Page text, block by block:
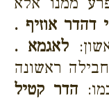
דהדר אוזיף .
לאגמא .
ראשונה
הדר קטיל